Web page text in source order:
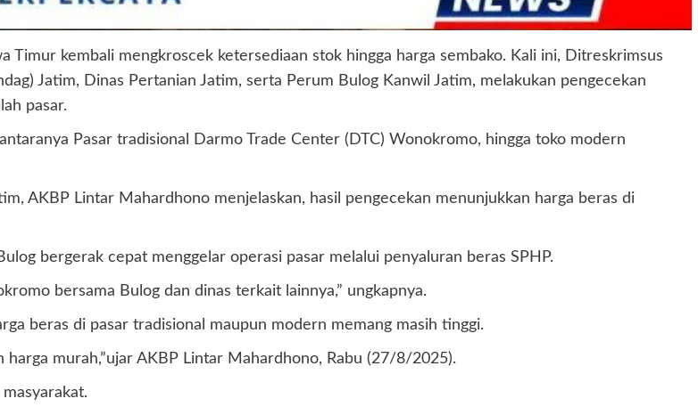
Timur kembali mengkroscek ketersediaan stok hingga harga sembako. Kali ini, Ditreskrimsus
Jatim, Dinas Pertanian Jatim, serta Perum Bulog Kanwil Jatim, melakukan pengecekan
pasar.
Pasar tradisional Darmo Trade Center (DTC) Wonokromo, hingga toko modern
AKBP Lintar Mahardhono menjelaskan, hasil pengecekan menunjukkan harga beras di
bergerak cepat menggelar operasi pasar melalui penyaluran beras SPHP.
bersama Bulog dan dinas terkait lainnya,” ungkapnya.
beras di pasar tradisional maupun modern memang masih tinggi.
murah,”ujar AKBP Lintar Mahardhono, Rabu (27/8/2025).